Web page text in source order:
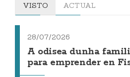
VISTO ACTUAL
28/07/2026
A odisea dunha
para emprender en